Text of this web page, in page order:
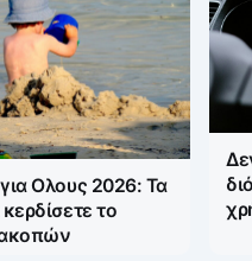
Ολους 2026: Τα
το